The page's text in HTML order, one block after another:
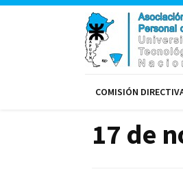
COMISIÓN
17 de